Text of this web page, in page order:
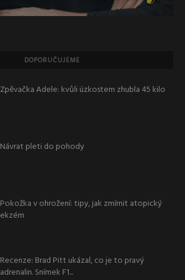
DOPORUČUJEME
Zpěvačka Adele: kvůli úzkostem zhubla 45 kilo
Návrat pleti do pohody
Pokožka v ohrožení: tipy, jak zmírnit atopický
ekzém
Recenze: Brad Pitt ukázal, co je to pravý
adrenalin. Snímek F1...